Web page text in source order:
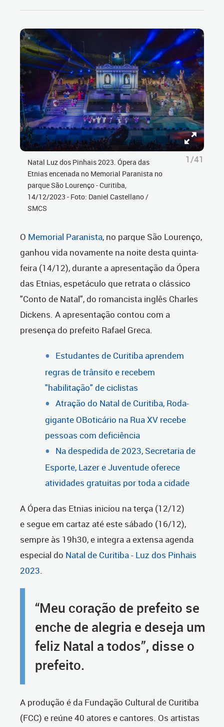
Natal Luz dos Pinhais 2023. Ópera das
Etnias encenada no Memorial Paranista no
parque São Lourenço - Curitiba,
14/12/2023 - Foto: Daniel Castellano /
SMCS
1/41
O Memorial Paranista, no parque São Lourenço,
ganhou vida novamente na noite desta quinta-
feira (14/12), durante a apresentação da Ópera
das Etnias, espetáculo que retrata o clássico
"Conto de Natal", do romancista inglês Charles
Dickens. A apresentação contou com a
presença do prefeito Rafael Greca.
Estudantes de Curitiba aprendem
regras de trânsito e recebem
"habilitação" de ciclistas
Atração do Natal de Curitiba, Roda-
gigante OBoticário na Rua XV recebe
pessoas com deficiência
Na despedida de 2023, Secretaria de
Esporte, Lazer e Juventude oferece
atividades gratuitas por toda a cidade
A Ópera das Etnias iniciou na terça (12/12)
e segue em cartaz até este sábado (16/12),
sempre às 19h30, e integra a extensa agenda
especial do Natal de Curitiba - Luz dos Pinhais
2023.
“Meu coração de prefeito se
enche de alegria e deseja um
feliz Natal a todos”, disse o
prefeito.
A produção é da Fundação Cultural de Curitiba
(FCC) e reúne 40 atores e cantores. Os artistas